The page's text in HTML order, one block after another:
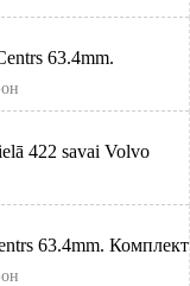
63.4mm.
Доставка д
422 savai Volvo
63.4mm. Комплект